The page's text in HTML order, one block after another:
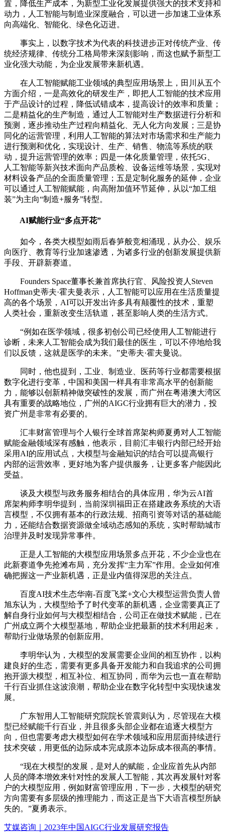
置，降低生产成本，为新型工业化发展提供强大的技术支持和
动力，人工智能与制造业深度融合，可以进一步加速工业体系
向高端化、智能化、绿色化迈进。
事实上，以数字技术为代表的科技进步正对传统产业、传
统经济规律、传统分工格局带来深刻影响，而这也赋予新型工
业化强大动能，为企业发展带来新机遇。
在人工智能赋能工业领域的典型应用场景上，田川从五个
方面介绍，一是高效化的研发生产，即把人工智能的技术应用
于产品设计的过程，降低试错成本，提高设计的效率和质量；
二是精益化的生产制造，通过人工智能对生产数据进行分析和
预测，逐步推动生产过程向精益化、无人化方向发展；三是协
同化的运营管理，利用人工智能的算法对市场需求和生产能力
进行预测和优化，实现设计、生产、销售、物流等系统的联
动，提升运营管理的效率；四是一体化质量管理，依托5G、
人工智能等新兴技术面向产品质检、设备运维等场景，实现对
材料设备产品的全面质量管理；五是定制化服务的延伸，企业
可以通过人工智能赋能，向高附加值环节延伸，从以“加工组
装”为主向“制造+服务”转型。
AI赋能行业“多点开花”
如今，各类大模型如雨后春笋般竞相涌现，从办公、娱乐
向医疗、教育等行业加速渗透，为诸多行业的创新发展提供新
手段、开辟新赛道。
Founders Space董事长兼首席执行官、风险投资人Steven
Hoffman史蒂夫·霍夫曼表示，人工智能可以应用在生活质量提
高的各个场景，AI可以开发出许多具有颠覆性的技术，重塑
人类社会，重新改变生活轨道，甚至影响人类的生活方式。
“例如在医学领域，很多初创公司已经使用人工智能进行
诊断，未来人工智能会成为我们最佳的医生，可以不停地给我
们以反馈，这就是医学的未来。”史蒂夫·霍夫曼说。
同时，他也提到，工业、制造业、医药等行业都需要根据
数字化进行变革，中国和美国一样具有非常高水平的创新能
力，能够以创新精神做突破性的发展，而广州在粤港澳大湾区
具有重要的战略地位，广州的AIGC行业拥有巨大的潜力，投
资广州是非常有必要的。
汇丰财富管理与个人银行全球首席架构师夏勇对人工智能
赋能金融领域深有感触，他表示，目前汇丰银行内部已经开始
采用AI的应用试点，大模型与金融知识的结合可以提高银行
内部的运营效率，更好地为客户提供服务，让更多客户能因此
受益。
谈及大模型与政务服务相结合的具体应用，华为云AI首
席架构师李明华提到，当前深圳福田正在搭建政务系统的大语
言模型，不仅拥有基本的行政法规、招商引资等对话的基础能
力，还能结合数据资源做全域动态感知的系统，实时帮助城市
治理并及时发现异常事件。
正是人工智能的大模型应用场景多点开花，不少企业也在
此新赛道争先抢滩布局，充分发挥“主力军”作用。企业如何准
确把握这一产业新机遇，正是业内值得深思的关注点。
百度AI技术生态华南-百度飞桨+文心大模型运营负责人曾
旭东认为，大模型给予了时代变革的新机遇，企业需要真正了
解自身行业如何与大模型相结合，公司正在做技术赋能，已在
广州成立两个大模型基地，帮助企业把最新的技术利用起来，
帮助行业做场景的创新应用。
李明华认为，大模型的发展需要企业间的相互协作，以构
建良好的生态，需要有更多具备开发能力和自我追求的公司拥
抱开源大模型，相互补位、相互协同，而华为云也一直在帮助
千行百业抓住这波浪潮，帮助企业在数字化转型中实现快速发
展。
广东智用人工智能研究院院长管震则认为，尽管现在大模
型已经赋能千行百业，并且很多头部企业都在追逐大模型方
向，但也需要考虑大模型如何在学术领域和应用层面持续进行
技术突破，用更低的边际成本完成原本边际成本很高的事情。
“现在大模型的发展，是对人的赋能，企业应首先从内部
人员的降本增效来针对性的发展人工智能，其次再发展针对客
户的大模型应用，例如财富管理应用，下一步，大模型的研究
方向需要有多层级的推理能力，而这正是当下大语言模型所缺
失的。”夏勇表示。
艾媒咨询｜2023年中国AIGC行业发展研究报告